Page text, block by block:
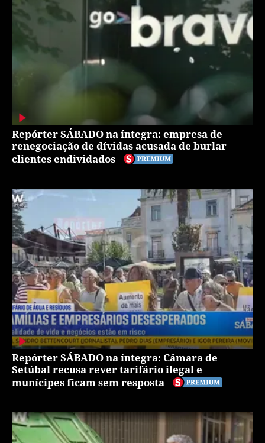
Repórter SÁBADO na íntegra: empresa de
renegociação de dívidas acusada de burlar
clientes endividados
Repórter SÁBADO na íntegra: Câmara de
Setúbal recusa rever tarifário ilegal e
munícipes ficam sem resposta